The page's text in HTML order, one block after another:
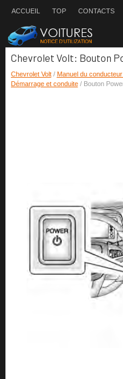
ACCUEIL TOP CONTACTS
Chevrolet Volt: Bouton
Chevrolet Volt/ Manuel du
Démarrage et conduite/ Bouton